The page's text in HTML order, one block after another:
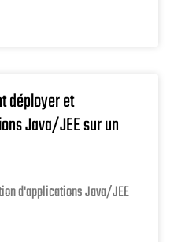
déployer et
Java/JEE sur un
d'applications Java/JEE